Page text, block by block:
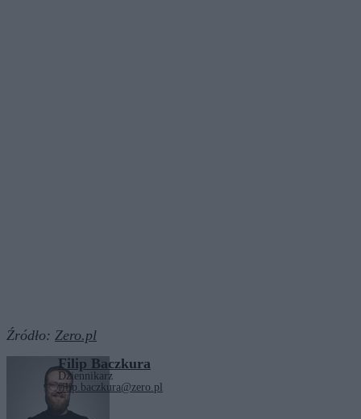
Źródło: Zero.pl
Filip Baczkura
Dziennikarz
filip.baczkura@zero.pl